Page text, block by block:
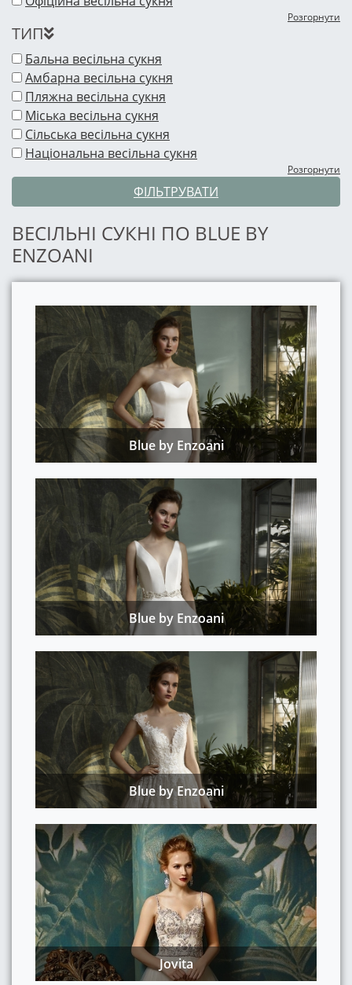
Розгорнути
ТИП
Бальна весільна сукня
Амбарна весільна сукня
Пляжна весільна сукня
Міська весільна сукня
Сільська весільна сукня
Національна весільна сукня
Розгорнути
ФІЛЬТРУВАТИ
ВЕСІЛЬНІ СУКНІ ПО BLUE BY
ENZOANI
Blue by Enzoani
Blue by Enzoani
Blue by Enzoani
Jovita